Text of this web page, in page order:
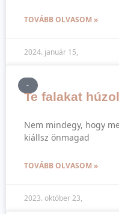
TOVÁBB OLVASOM »
2024. január 15,
-
Te falakat
Nem mindegy, hogy
kiállsz önmagad
TOVÁBB OLVASOM »
2023. október 23,